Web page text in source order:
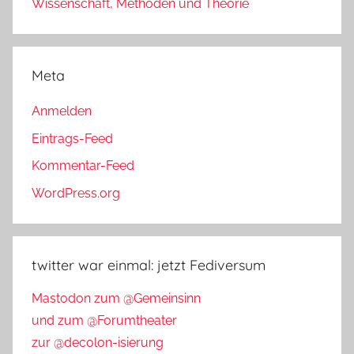
Wissenschaft, Methoden und Theorie
Meta
Anmelden
Eintrags-Feed
Kommentar-Feed
WordPress.org
twitter war einmal: jetzt Fediversum
Mastodon zum @Gemeinsinn
und zum @Forumtheater
zur @decolon-isierung